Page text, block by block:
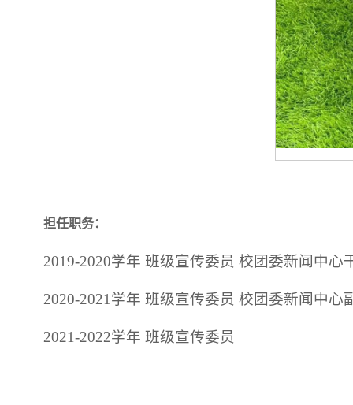
担任职务：
2019-2020学年 班级宣传委员 校团委新闻中心
2020-2021学年 班级宣传委员 校团委新闻中心
2021-2022学年 班级宣传委员